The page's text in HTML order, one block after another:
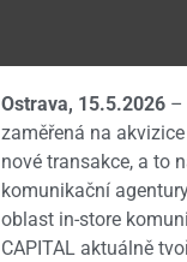
Ostrava, 15.5.2026 –
zaměřená na
nové transakce, a to
komunikační
oblast in-store
CAPITAL aktuálně